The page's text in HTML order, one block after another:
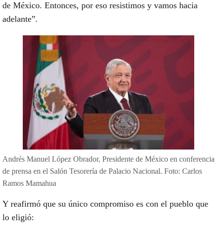
de México. Entonces, por eso resistimos y vamos hacia
adelante”.
Andrés Manuel López Obrador, Presidente de México en conferencia
de prensa en el Salón Tesorería de Palacio Nacional. Foto: Carlos
Ramos Mamahua
Y reafirmó que su único compromiso es con el pueblo que
lo eligió: